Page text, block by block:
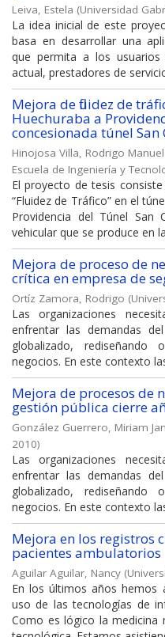
Leiva, Estela (Universidad
La idea inicial de este
basa en desarrollar una
que permita a los
actual, prestadores de
Mejora de fluidez de
Huechuraba a
concesionada túnel San
Hinojosa Villa, Rodrigo Manuel
Escuela de Ingeniería y
El proyecto de tesis
“Fluidez de Tráfico” en el
Providencia del Túnel San
vehicular que se produce en
Mejora de proceso de
crítica en empresa de
Ortíz Zamora, Rodrigo (
Las organizaciones
enfrentar las demandas
globalizado,
negocios. En este contexto
Mejora de procesos de
gestión pública cierre
González Guerrero, Miriam
2010)
Las organizaciones
enfrentar las demandas
globalizado,
negocios. En este contexto
Mejora en los registros
pacientes ambulatorios
Aguilar Aguilar, Nancy (
En los últimos años hemos
uso de las tecnologías de
Como es lógico la medicina